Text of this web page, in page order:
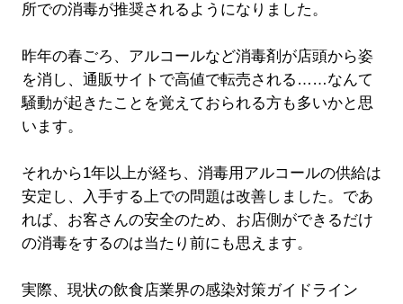
所での消毒が推奨されるようになりました。
昨年の春ごろ、アルコールなど消毒剤が店頭から姿
を消し、通販サイトで高値で転売される……なんて
騒動が起きたことを覚えておられる方も多いかと思
います。
それから1年以上が経ち、消毒用アルコールの供給は
安定し、入手する上での問題は改善しました。であ
れば、お客さんの安全のため、お店側ができるだけ
の消毒をするのは当たり前にも思えます。
実際、現状の飲食店業界の感染対策ガイドライン